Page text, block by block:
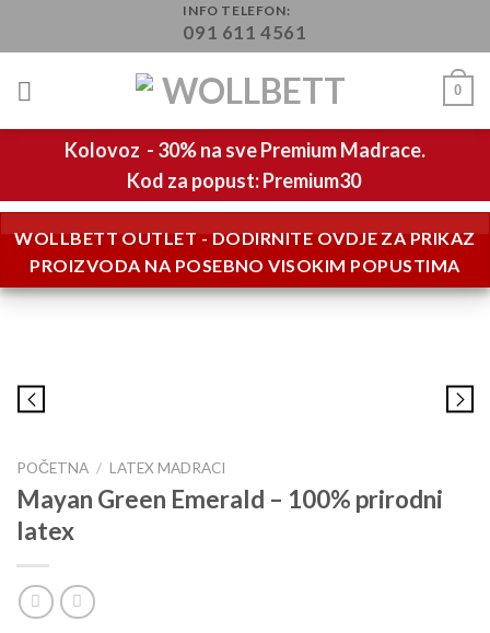
INFO TELEFON:
091 611 4561
0
Kolovoz - 30% na sve Premium Madrace.
Kod za popust: Premium30
WOLLBETT OUTLET - DODIRNITE OVDJE ZA PRIKAZ
PROIZVODA NA POSEBNO VISOKIM POPUSTIMA
POČETNA / LATEX MADRACI
Mayan Green Emerald – 100% prirodni
latex